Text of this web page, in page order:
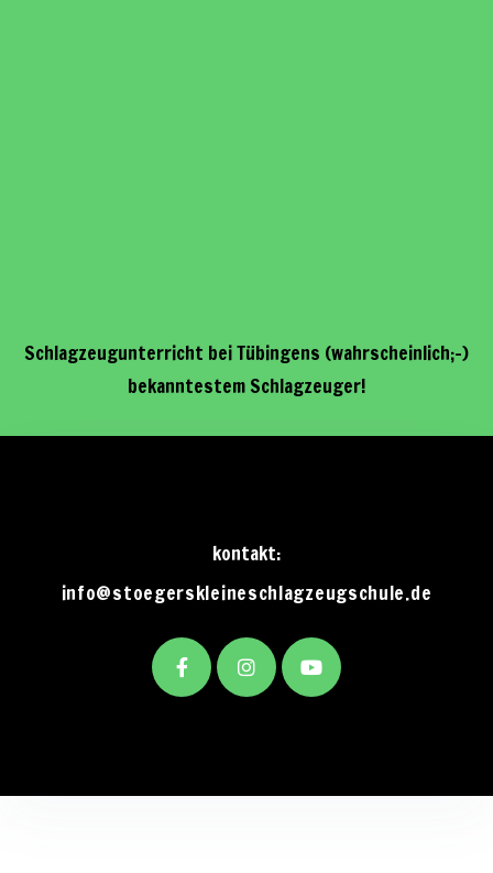
Schlagzeugunterricht bei Tübingens (wahrscheinlich;-)
bekanntestem Schlagzeuger!
kontakt:
info@stoegerskleineschlagzeugschule.de